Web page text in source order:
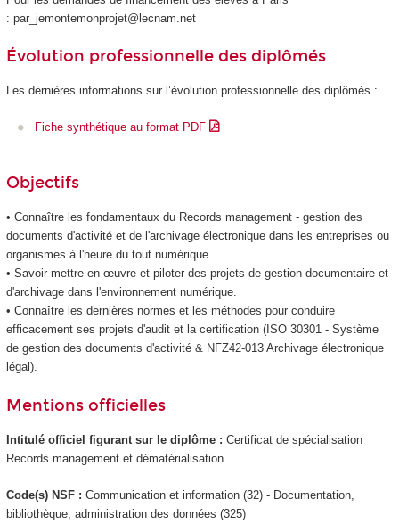
: par_jemontemonprojet@lecnam.net
Évolution professionnelle des diplômés
Les dernières informations sur l’évolution professionnelle des diplômés :
Fiche synthétique au format PDF
Objectifs
• Connaître les fondamentaux du Records management - gestion des
documents d'activité et de l'archivage électronique dans les entreprises ou
organismes à l'heure du tout numérique.
• Savoir mettre en œuvre et piloter des projets de gestion documentaire et
d'archivage dans l'environnement numérique.
• Connaître les dernières normes et les méthodes pour conduire
efficacement ses projets d'audit et la certification (ISO 30301 - Système
de gestion des documents d'activité & NFZ42-013 Archivage électronique
légal).
Mentions officielles
Intitulé officiel figurant sur le diplôme : Certificat de spécialisation
Records management et dématérialisation
Code(s) NSF : Communication et information (32) - Documentation,
bibliothèque, administration des données (325)